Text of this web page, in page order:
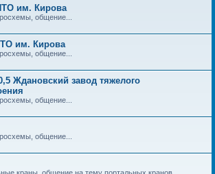
им. Кирова
общение...
им. Кирова
общение...
Ждановский завод тяжелого
общение...
общение...